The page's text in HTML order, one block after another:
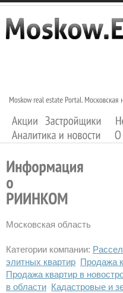
Московская область
Категории компании:
элитных квартир Продажа
Продажа квартир в
в области Кадастровые и